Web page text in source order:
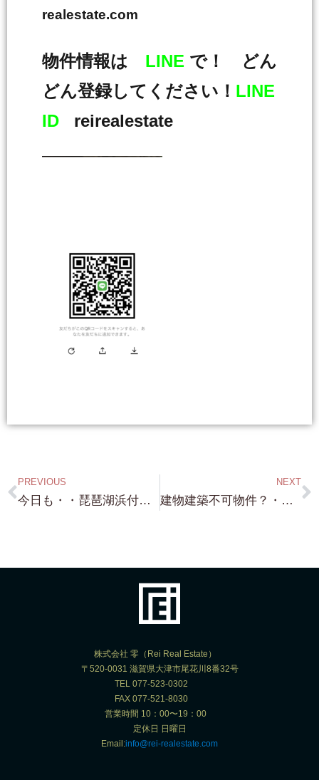
realestate.com
物件情報は LINE で！ どん
どん登録してください！ LINE
ID reirealestate
PREVIOUS
今日も・・琵琶湖浜付き・琵琶湖浜前・物件探索 今から行ってきます！・・・南比良・琵琶湖浜前・約150坪・近江舞子・約100坪・北小松・約60坪と いい物件ありますよ！
NEXT
建物建築不可物件？・・そんな 建物いらんでしょ（笑）トレーラーハウスにも 色々あるんですよ！ お好きな場所に 家ごと瞬間移動（笑）
株式会社 零（Rei Real Estate）
〒520-0031 滋賀県大津市尾花川8番32号
TEL 077-523-0302
FAX 077-521-8030
営業時間 10：00〜19：00
定休日 日曜日
Email:info@rei-realestate.com